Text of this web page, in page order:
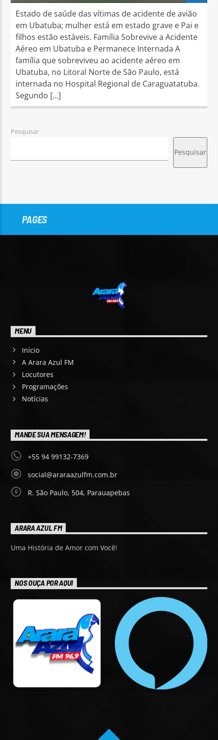
Estado de saúde das vítimas de acidente de avião
em Ubatuba; mulher está em estado grave e Pai e
filhos estão estáveis. Família Sobrevive a Acidente
Aéreo em Ubatuba e Permanece Internada A
família que sobreviveu ao acidente aéreo em
Ubatuba, no Litoral Norte de São Paulo, está
internada no Hospital Regional de Caraguatatuba.
Segundo […]
Pesquisar
Pesquisar
PAGES
MENU
Início
A Arara Azul FM
Locutores
Programações
Notícias
MANDE SUA MENSAGEM!
+55 94 99132-7369
social@araraazulfm.com.br
R. São Paulo, 504, Parauapebas
ARARA AZUL FM
Uma História de Amor com Você!
NOS OUÇA POR AQUI